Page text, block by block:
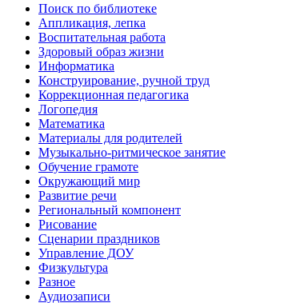
Поиск по библиотеке
Аппликация, лепка
Воспитательная работа
Здоровый образ жизни
Информатика
Конструирование, ручной труд
Коррекционная педагогика
Логопедия
Математика
Материалы для родителей
Музыкально-ритмическое занятие
Обучение грамоте
Окружающий мир
Развитие речи
Региональный компонент
Рисование
Сценарии праздников
Управление ДОУ
Физкультура
Разное
Аудиозаписи